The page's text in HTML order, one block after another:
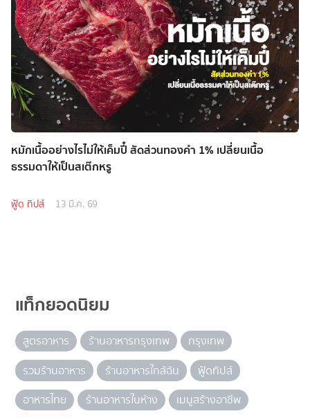
หมักเนื้ออย่างไรไม่ให้เค็มปี๋ สัดส่วนทองคำ 1% เปลี่ยนเนื้อ
ธรรมดาให้เป็นสเต๊กหรู
ฟู้ด ทิปส์ 13 มี.ค. 69
แท็กยอดนิยม
สูตรอาหาร ร้านอาหารกรุงเทพ
กรุงเทพ
รวมร้านอาหาร
ร้านอาหารใกล้ฉัน
ฟู้ดทิปส์
อาหารไทย
ร้านอาหารในห้าง
เมนูสร้างอาชีพ